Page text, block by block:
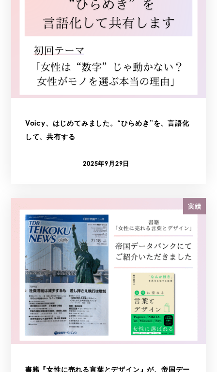
Voicy、はじめてみました。“ひらめき”を、言語化
して、共有する
投稿日
2025年9月29日
実績
書籍『女性に売れる言葉とデザイン』が、帝国デー